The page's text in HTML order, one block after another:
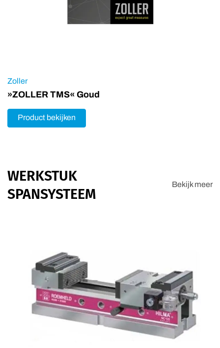
Zoller
»ZOLLER TMS« Goud
Product bekijken
WERKSTUK
SPANSYSTEEM
Bekijk meer